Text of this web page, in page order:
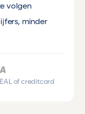
volgen
minder
of creditcard